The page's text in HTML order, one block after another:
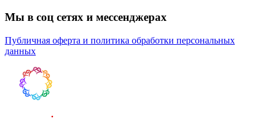
Мы в соц сетях и мессенджерах
Публичная оферта и политика обработки персональных
данных